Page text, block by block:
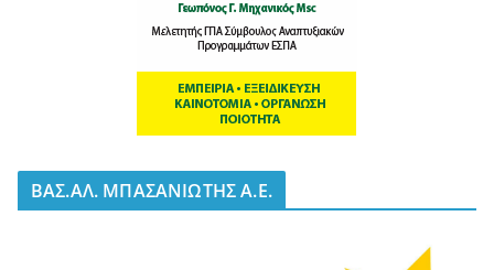
BΑΣ.ΑΛ. ΜΠΑΣΑΝΙΩΤΗΣ Α.Ε.